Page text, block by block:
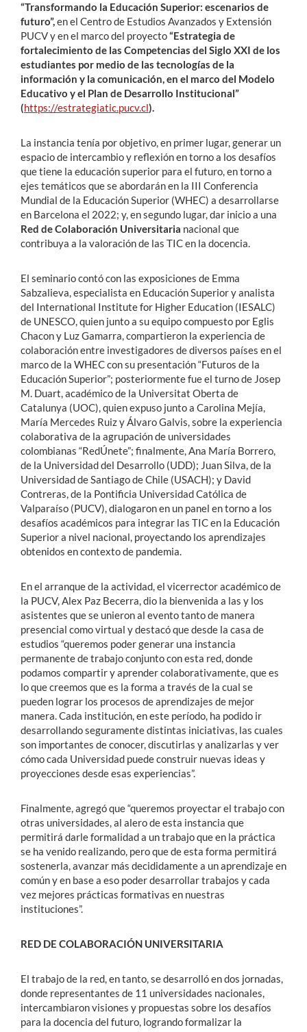
“Transformando la Educación Superior: escenarios de
futuro”,en el Centro de Estudios Avanzados y Extensión
PUCV y en el marco del proyecto“Estrategia de
fortalecimiento de las Competencias del Siglo XXI de los
estudiantes por medio de las tecnologías de la
información y la comunicación, en el marco del Modelo
Educativo y el Plan de Desarrollo Institucional”
(https://estrategiatic.pucv.cl).
La instancia tenía por objetivo, en primer lugar, generar un
espacio de intercambio y reflexión en torno a los desafíos
que tiene la educación superior para el futuro, en torno a
ejes temáticos que se abordarán en la III Conferencia
Mundial de la Educación Superior (WHEC) a desarrollarse
en Barcelona el 2022; y, en segundo lugar, dar inicio a una
Red de Colaboración Universitaria nacional que
contribuya a la valoración de las TIC en la docencia.
El seminario contó con las exposiciones de Emma
Sabzalieva, especialista en Educación Superior y analista
del International Institute for Higher Education (IESALC)
de UNESCO, quien junto a su equipo compuesto por Eglis
Chacon y Luz Gamarra, compartieron la experiencia de
colaboración entre investigadores de diversos países en el
marco de la WHEC con su presentación “Futuros de la
Educación Superior”; posteriormente fue el turno de Josep
M. Duart, académico de la Universitat Oberta de
Catalunya (UOC), quien expuso junto a Carolina Mejía,
María Mercedes Ruiz y Álvaro Galvis, sobre la experiencia
colaborativa de la agrupación de universidades
colombianas “RedÚnete”; finalmente, Ana María Borrero,
de la Universidad del Desarrollo (UDD); Juan Silva, de la
Universidad de Santiago de Chile (USACH); y David
Contreras, de la Pontificia Universidad Católica de
Valparaíso (PUCV), dialogaron en un panel en torno a los
desafíos académicos para integrar las TIC en la Educación
Superior a nivel nacional, proyectando los aprendizajes
obtenidos en contexto de pandemia.
En el arranque de la actividad, el vicerrector académico de
la PUCV, Alex Paz Becerra, dio la bienvenida a las y los
asistentes que se unieron al evento tanto de manera
presencial como virtual y destacó que desde la casa de
estudios “queremos poder generar una instancia
permanente de trabajo conjunto con esta red, donde
podamos compartir y aprender colaborativamente, que es
lo que creemos que es la forma a través de la cual se
pueden lograr los procesos de aprendizajes de mejor
manera. Cada institución, en este período, ha podido ir
desarrollando seguramente distintas iniciativas, las cuales
son importantes de conocer, discutirlas y analizarlas y ver
cómo cada Universidad puede construir nuevas ideas y
proyecciones desde esas experiencias”.
Finalmente, agregó que “queremos proyectar el trabajo con
otras universidades, al alero de esta instancia que
permitirá darle formalidad a un trabajo que en la práctica
se ha venido realizando, pero que de esta forma permitirá
sostenerla, avanzar más decididamente a un aprendizaje en
común y en base a eso poder desarrollar trabajos y cada
vez mejores prácticas formativas en nuestras
instituciones”.
RED DE COLABORACIÓN UNIVERSITARIA
El trabajo de la red, en tanto, se desarrolló en dos jornadas,
donde representantes de 11 universidades nacionales,
intercambiaron visiones y propuestas sobre los desafíos
para la docencia del futuro, logrando formalizar la